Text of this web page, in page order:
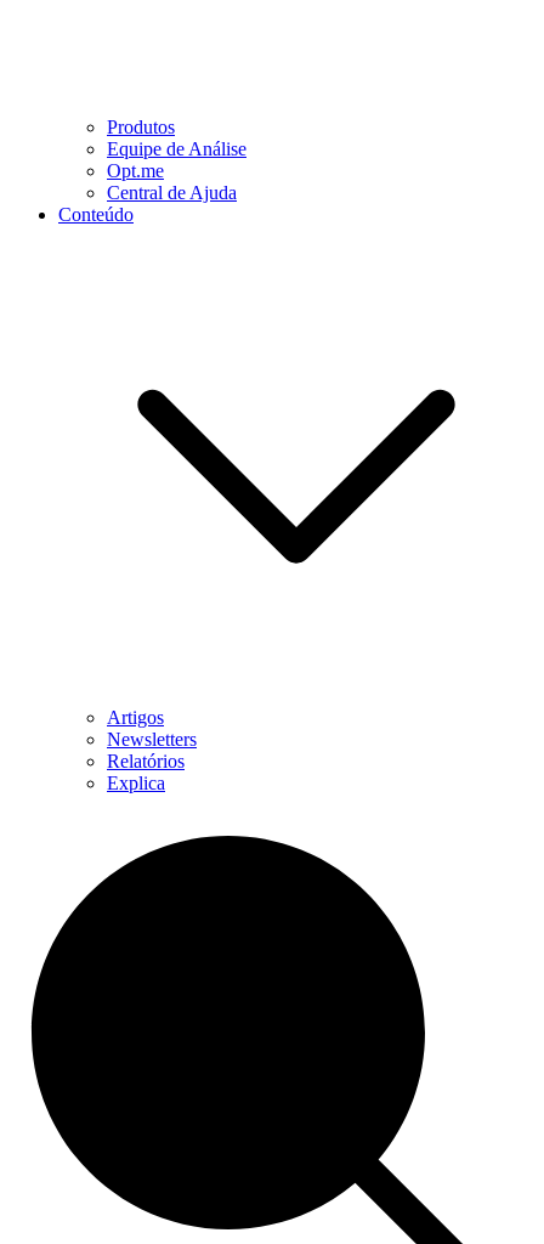
Produtos
Equipe de Análise
Opt.me
Central de Ajuda
Conteúdo
Artigos
Newsletters
Relatórios
Explica